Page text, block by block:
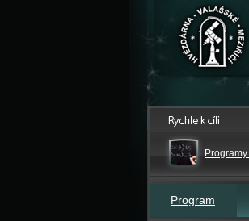
Program